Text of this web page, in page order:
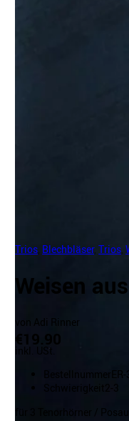
Trios Blechbläser,Trios ,
Weisen
von Adi Rinner
€19.90
inkl. USt.
Bestellnummer
Schwierigkeit
für 3 Tenorhörner /